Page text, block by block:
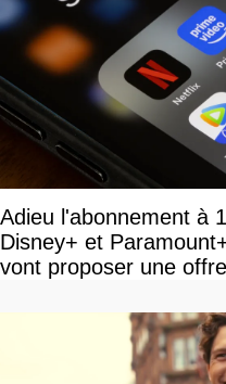
Adieu l'abonnement à
Disney+ et
vont proposer une